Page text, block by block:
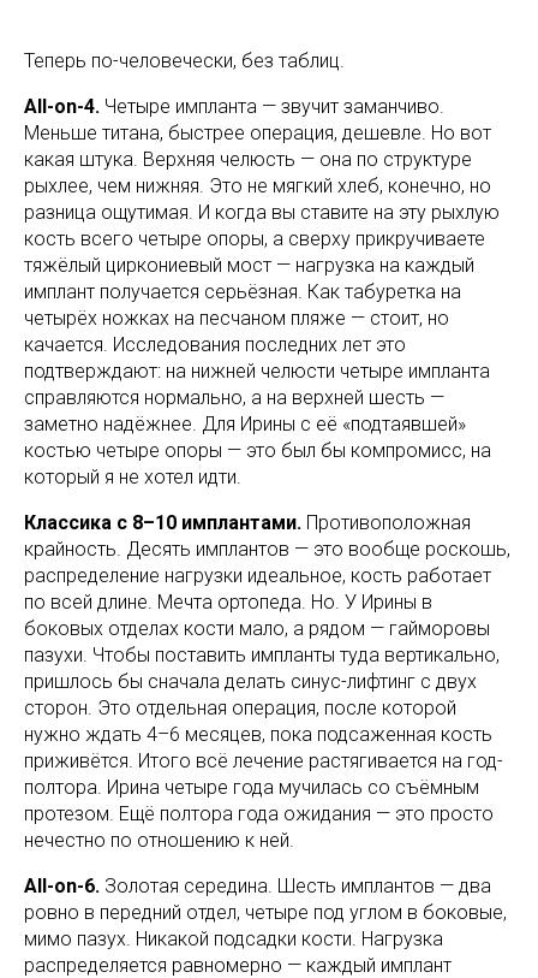
Теперь по-человечески, без таблиц.
All-on-4. Четыре импланта — звучит заманчиво.
Меньше титана, быстрее операция, дешевле. Но вот
какая штука. Верхняя челюсть — она по структуре
рыхлее, чем нижняя. Это не мягкий хлеб, конечно, но
разница ощутимая. И когда вы ставите на эту рыхлую
кость всего четыре опоры, а сверху прикручиваете
тяжёлый циркониевый мост — нагрузка на каждый
имплант получается серьёзная. Как табуретка на
четырёх ножках на песчаном пляже — стоит, но
качается. Исследования последних лет это
подтверждают: на нижней челюсти четыре импланта
справляются нормально, а на верхней шесть —
заметно надёжнее. Для Ирины с её «подтаявшей»
костью четыре опоры — это был бы компромисс, на
который я не хотел идти.
Классика с 8–10 имплантами. Противоположная
крайность. Десять имплантов — это вообще роскошь,
распределение нагрузки идеальное, кость работает
по всей длине. Мечта ортопеда. Но. У Ирины в
боковых отделах кости мало, а рядом — гайморовы
пазухи. Чтобы поставить импланты туда вертикально,
пришлось бы сначала делать синус-лифтинг с двух
сторон. Это отдельная операция, после которой
нужно ждать 4–6 месяцев, пока подсаженная кость
приживётся. Итого всё лечение растягивается на год-
полтора. Ирина четыре года мучилась со съёмным
протезом. Ещё полтора года ожидания — это просто
нечестно по отношению к ней.
All-on-6. Золотая середина. Шесть имплантов — два
ровно в передний отдел, четыре под углом в боковые,
мимо пазух. Никакой подсадки кости. Нагрузка
распределяется равномерно — каждый имплант